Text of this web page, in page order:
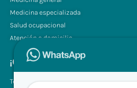
Medicina especializada
Salud ocupacional
Atención a domicilio
¡Contáctenos!
Tel.: +507 310 0680/81